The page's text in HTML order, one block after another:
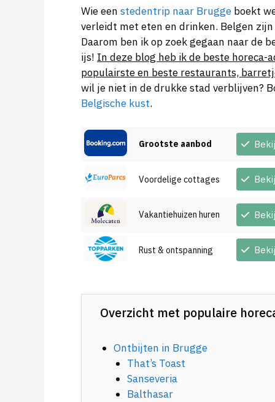
Wie een stedentrip naar Brugge boekt
verleidt met eten en drinken. Belgen
Daarom ben ik op zoek gegaan naar de
ijs! In deze blog heb ik de beste
populairste en beste restaurants,
wil je niet in de drukke stad verblijven?
Belgische kust.
Grootste aanbod
Voordelige cottages
Vakantiehuizen huren
Rust & ontspanning
Overzicht met populaire
Ontbijten in Brugge
That’s Toast
Sanseveria
Balthasar